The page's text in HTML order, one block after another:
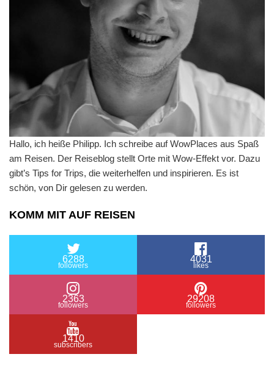
Hallo, ich heiße Philipp. Ich schreibe auf WowPlaces aus Spaß
am Reisen. Der Reiseblog stellt Orte mit Wow-Effekt vor. Dazu
gibt’s Tips for Trips, die weiterhelfen und inspirieren. Es ist
schön, von Dir gelesen zu werden.
KOMM MIT AUF REISEN
6288
followers
4031
likes
2363
followers
29208
followers
1410
subscribers